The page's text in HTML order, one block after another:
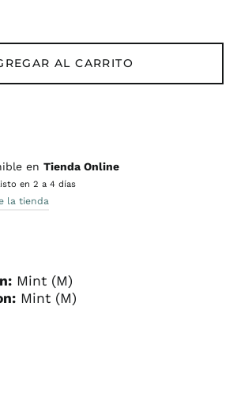
AL CARRITO
en Tienda Online
en 2 a 4 días
la tienda
Mint (M)
Mint (M)